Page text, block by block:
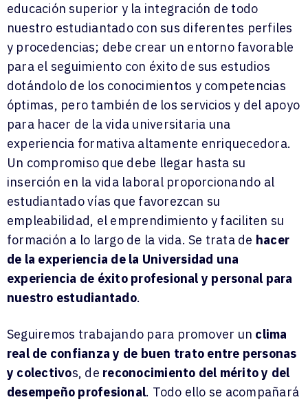
educación superior y la integración de todo
nuestro estudiantado con sus diferentes perfiles
y procedencias; debe crear un entorno favorable
para el seguimiento con éxito de sus estudios
dotándolo de los conocimientos y competencias
óptimas, pero también de los servicios y del apoyo
para hacer de la vida universitaria una
experiencia formativa altamente enriquecedora.
Un compromiso que debe llegar hasta su
inserción en la vida laboral proporcionando al
estudiantado vías que favorezcan su
empleabilidad, el emprendimiento y faciliten su
formación a lo largo de la vida. Se trata de hacer
de la experiencia de la Universidad una
experiencia de éxito profesional y personal para
nuestro estudiantado.
Seguiremos trabajando para promover un clima
real de confianza y de buen trato entre personas
y colectivos, de reconocimiento del mérito y del
desempeño profesional. Todo ello se acompañará